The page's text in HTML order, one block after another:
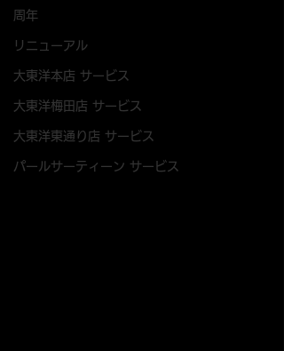
周年
リニューアル
大東洋本店 サービス
大東洋梅田店 サービス
大東洋東通り店 サービス
パールサーティーン サービス